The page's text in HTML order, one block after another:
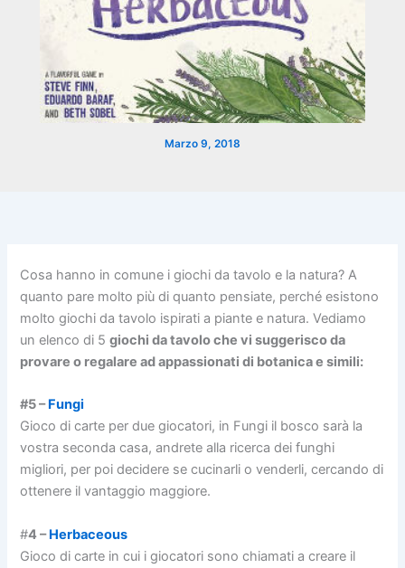
Marzo 9, 2018
Cosa hanno in comune i giochi da tavolo e la natura? A
quanto pare molto più di quanto pensiate, perché esistono
molto giochi da tavolo ispirati a piante e natura. Vediamo
un elenco di 5giochi da tavolo che vi suggerisco da
provare o regalare ad appassionati di botanica e simili:
#5 –Fungi
Gioco di carte per due giocatori, in Fungi il bosco sarà la
vostra seconda casa, andrete alla ricerca dei funghi
migliori, per poi decidere se cucinarli o venderli, cercando di
ottenere il vantaggio maggiore.
#4 –Herbaceous
Gioco di carte in cui i giocatori sono chiamati a creare il